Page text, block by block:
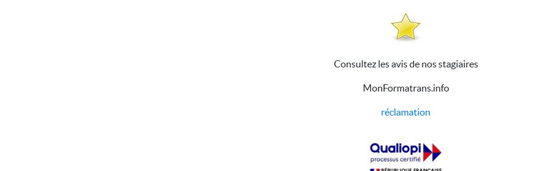
Consultez les avis de nos stagiaires
MonFormatrans.info
réclamation